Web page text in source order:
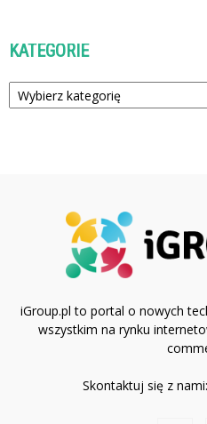
KATEGORIE
Kategorie
iGroup.pl to portal o nowych
wszystkim na rynku
Skontaktuj się z nami: